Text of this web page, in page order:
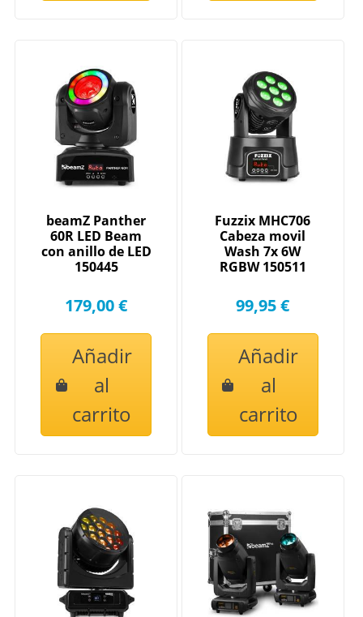
beamZ Panther
60R LED Beam
con anillo de LED
150445
179,00 €
Añadir
al
carrito
Fuzzix MHC706
Cabeza movil
Wash 7x 6W
RGBW 150511
99,95 €
Añadir
al
carrito